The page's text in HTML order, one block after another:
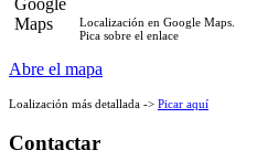
Localización en Google Maps.
Pica sobre el enlace
Abre el mapa
Loalización más detallada -> Picar aquí
Contactar